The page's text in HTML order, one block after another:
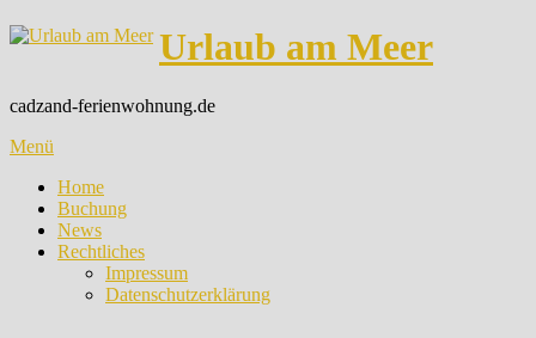
Zum
Urlaub am Meer
cadzand-ferienwohnung.de
Menü
Home
Buchung
News
Rechtliches
Impressum
Datenschutzerklärung